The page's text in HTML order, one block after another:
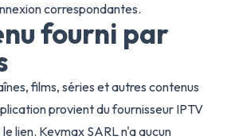
correspondantes.
fourni par
films, séries et autres contenus
provient du fournisseur IPTV
lien. Kevmax SARL n'a aucun